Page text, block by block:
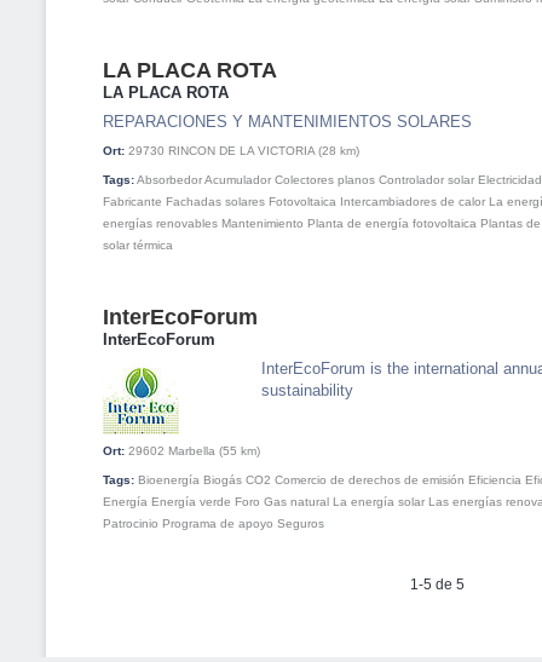
LA PLACA ROTA
LA PLACA ROTA
REPARACIONES Y MANTENIMIENTOS SOLARES
Ort: 29730 RINCON DE LA VICTORIA (28 km)
Tags:AbsorbedorAcumulador Colectores planos Controlador solar
Fabricante Fachadas solares Fotovoltaica Intercambiadores de calor La
energías renovables Mantenimiento Planta de energía fotovoltaica Plantas
solar térmica
InterEcoForum
InterEcoForum
InterEcoForum is the international
sustainability
Ort: 29602 Marbella (55 km)
Tags: Bioenergía Biogás CO2 Comercio de derechos de emisión Eficiencia
Energía Energía verde Foro Gas natural La energía solar Las energías
Patrocinio Programa de apoyo Seguros
1-5 de 5